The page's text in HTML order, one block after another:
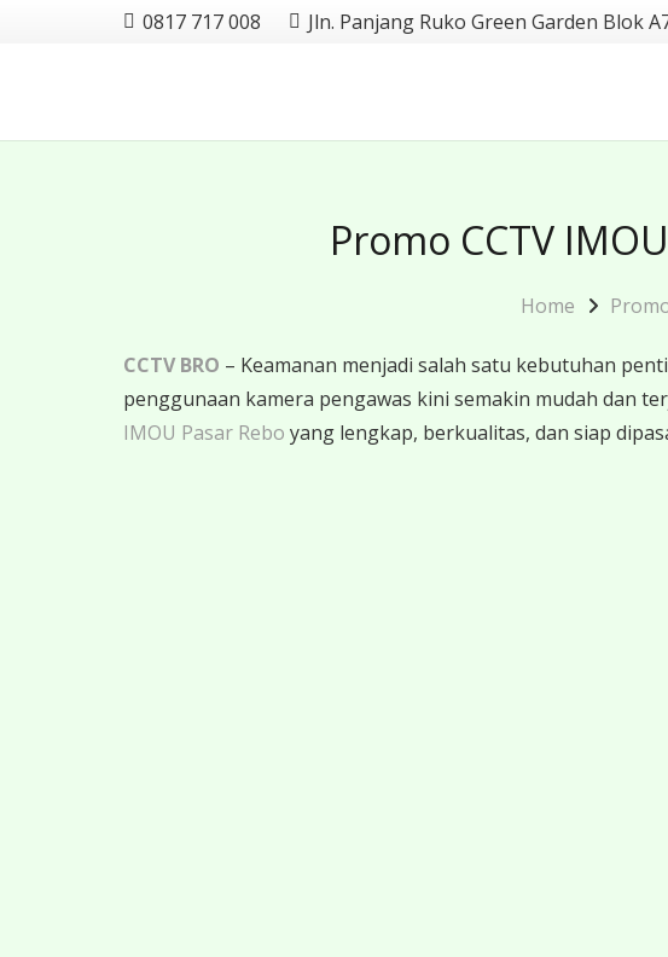
0817 717 008 Jln. Panjang Ruko Green Garden Blok
Promo CCTV
Home
CCTV BRO – Keamanan menjadi salah satu kebutuhan
penggunaan kamera pengawas kini semakin mudah dan
IMOU Pasar Rebo yang lengkap, berkualitas, dan siap